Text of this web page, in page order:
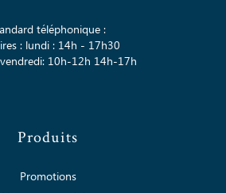
téléphonique :
: lundi : 14h - 17h30
10h-12h 14h-17h
Produits
Promotions